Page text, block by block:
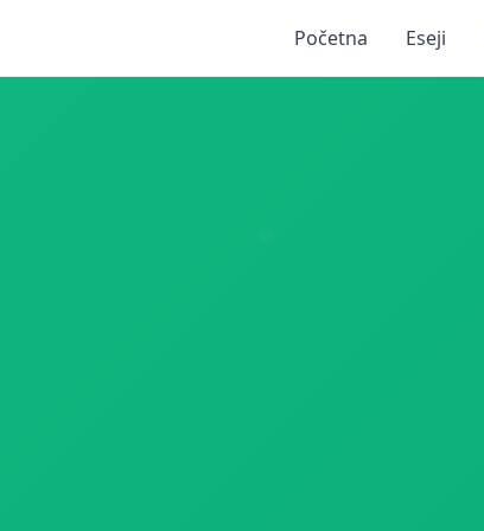
Početna Eseji